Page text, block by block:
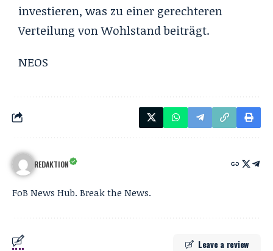
investieren, was zu einer gerechteren
Verteilung von Wohlstand beiträgt.
NEOS
REDAKTION
FoB News Hub. Break the News.
Leave a review